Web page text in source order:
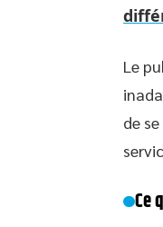
Le
de
Ce